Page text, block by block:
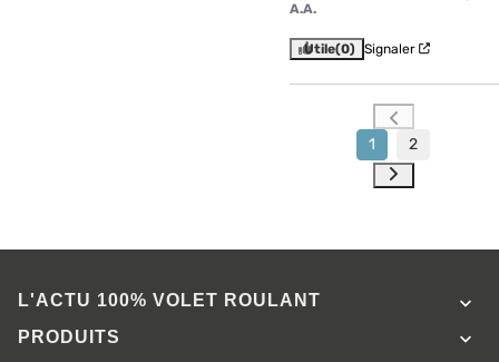
A.A.
Utile(0) Signaler
1 2
L'ACTU 100%VOLET ROULANT 
PRODUITS 